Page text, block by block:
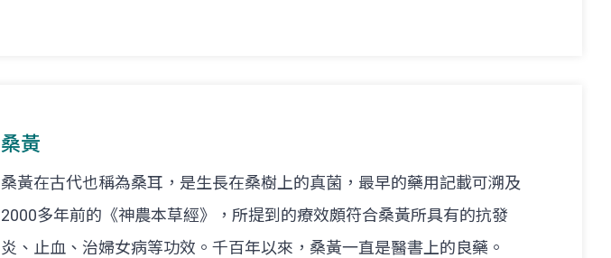
桑黃
桑黃在古代也稱為桑耳，是生長在桑樹上的真菌，最早的藥用記載可溯及
2000多年前的《神農本草經》，所提到的療效頗符合桑黃所具有的抗發
炎、止血、治婦女病等功效。千百年以來，桑黃一直是醫書上的良藥。